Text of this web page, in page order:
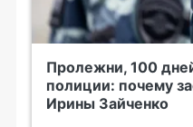
Пролежни, 100
полиции: почему
Ирины Зайченко